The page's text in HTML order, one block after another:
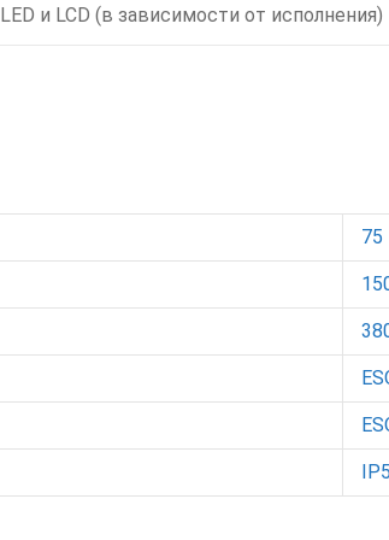
LED и LCD (в зависимости от исполнения)
75